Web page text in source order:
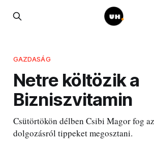
GAZDASÁG
Netre költözik a
Bizniszvitamin
Csütörtökön délben Csibi Magor fog
dolgozásról tippeket megosztani.